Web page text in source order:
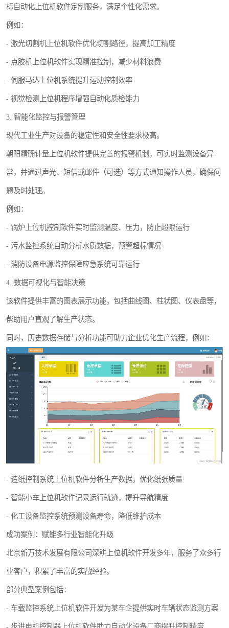
标自动化上位机软件定制服务，满足个性化需求。
例如：
- 激光切割机上位机软件优化切割路径，提高加工精度
- 点胶机上位机软件实现精准控制，减少材料浪费
- 伺服马达上位机系统提升运动控制效率
- 视觉检测上位机程序增强自动化质检能力
3. 智能化监控与报警管理
现代工业生产对设备的稳定性和安全性要求极高。
朝阳精确计量上位机软件提供完善的报警机制，可实时监测设备异
常，并通过声光、短信或邮件（可选）等方式通知操作人员，确保问
题及时处理。
例如：
- 锅炉上位机控制软件实时监测温度、压力，防止超限运行
- 污水监控系统自动分析水质数据，预警超标情况
- 消防设备电源监控保障应急系统可靠运行
4. 数据可视化与智能决策
该软件提供丰富的图表展示功能，包括曲线图、柱状图、仪表盘等，
帮助用户直观了解生产状态。
同时，历史数据存储与分析功能可助力企业优化生产流程，例如：
- 造纸控制系统上位机软件分析生产数据，优化纸张质量
- 智能小车上位机软件记录运行轨迹，提升导航精度
- 化工设备监控系统预测设备寿命，降低维护成本
成功案例：赋能多行业智能化升级
北京新万技术发展有限公司深耕上位机软件开发多年，服务了众多行
业客户，积累了丰富的实战经验。
部分典型案例包括：
- 车载监控系统上位机软件开发为某车企提供实时车辆状态监测方案